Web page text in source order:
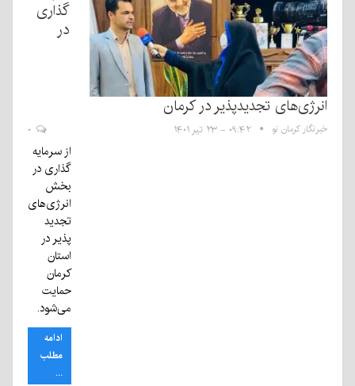
گذاری
در
انرژی‌های تجدیدپذیر در کرمان
خبرنگار کرمان نو ۰۹:۴۲ - ۲۳ تیر ۱۴۰۱
از سرمایه
گذاری در
بخش
انرژی‌های
تجدید
پذیر در
استان
کرمان
حمایت
می‌شود.
ادامه
مطلب
...